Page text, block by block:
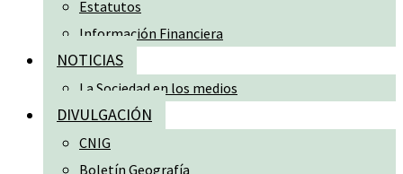
Estatutos
Información Financiera
NOTICIAS
La Sociedad en los medios
DIVULGACIÓN
CNIG
Boletín Geografía